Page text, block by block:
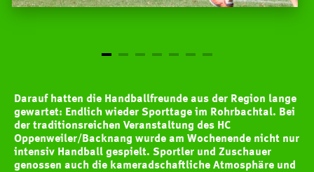
Darauf hatten die Handballfreunde aus der Region lange
gewartet: Endlich wieder Sporttage im Rohrbachtal. Bei
der traditionsreichen Veranstaltung des HC
Oppenweiler/Backnang wurde am Wochenende nicht nur
intensiv Handball gespielt. Sportler und Zuschauer
genossen auch die kameradschaftliche Atmosphäre und